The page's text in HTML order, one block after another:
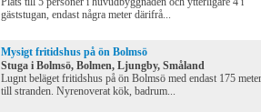
gäststugan, endast några meter därifrå...
Mysigt fritidshus på ön Bolmsö
Stuga i Bolmsö, Bolmen, Ljungby, Småland
Lugnt beläget fritidshus på ön Bolmsö med endast 175 meter
till stranden. Nyrenoverat kök, badrum...